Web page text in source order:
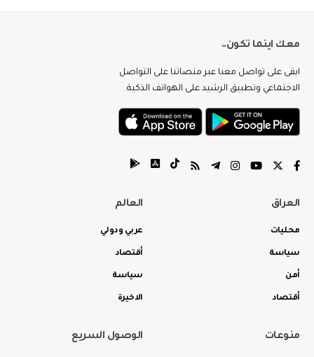
معك اينما تكون..
ابقى على تواصل معنا عبر منصاتنا على التواصل
الاجتماعي وتطبيق الرشيد على الهواتف الذكية.
العراق
محليات
سياسة
أمن
أقتصاد
العالم
عربي ودولي
أقتصاد
سياسة
الاخيرة
منوعات الوصول السريع